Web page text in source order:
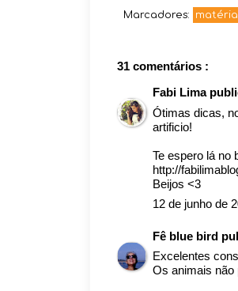
Marcadores:
31 comentários :
Fabi Lima
Ótimas dicas,
artificio!
Te espero lá no
http://
Beijos <3
12 de junho de
Fê blue bird
Excelentes
Os animais não